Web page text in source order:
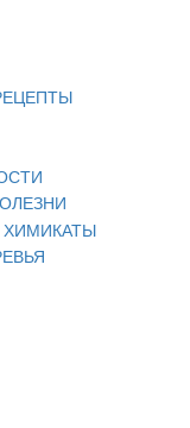
ХИМИКАТЫ